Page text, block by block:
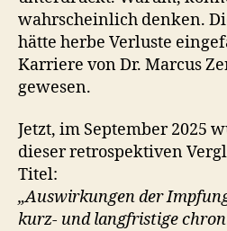
wahrscheinlich denken.
hätte herbe Verluste
Karriere von Dr. Marcus
gewesen.
Jetzt, im September 2025
dieser retrospektiven
Titel:
„Auswirkungen der
kurz- und langfristige